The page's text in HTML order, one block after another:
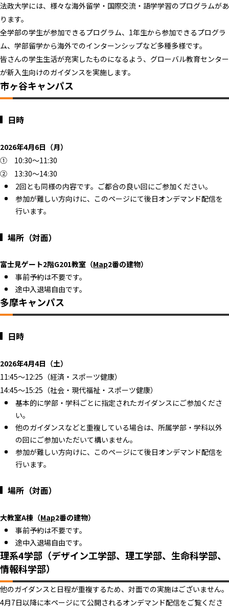
法政大学には、様々な海外留学・国際交流・語学学習のプログラムがあ
ります。
全学部の学生が参加できるプログラム、1年生から参加できるプログラ
ム、学部留学から海外でのインターンシップなど多種多様です。
皆さんの学生生活が充実したものになるよう、グローバル教育センター
が新入生向けのガイダンスを実施します。
市ヶ谷キャンパス
日時
2026年4月6日（月）
① 10:30～11:30
② 13:30～14:30
2回とも同様の内容です。ご都合の良い回にご参加ください。
参加が難しい方向けに、このページにて後日オンデマンド配信を
行います。
場所（対面）
富士見ゲート2階G201教室（Map2番の建物）
事前予約は不要です。
途中入退場自由です。
多摩キャンパス
日時
2026年4月4日（土）
11:45～12:25（経済・スポーツ健康）
14:45～15:25（社会・現代福祉・スポーツ健康）
基本的に学部・学科ごとに指定されたガイダンスにご参加くださ
い。
他のガイダンスなどと重複している場合は、所属学部・学科以外
の回にご参加いただいて構いません。
参加が難しい方向けに、このページにて後日オンデマンド配信を
行います。
場所（対面）
大教室A棟（Map2番の建物）
事前予約は不要です。
途中入退場自由です。
理系4学部（デザイン工学部、理工学部、生命科学部、
情報科学部）
他のガイダンスと日程が重複するため、対面での実施はございません。
4月7日以降に本ページにて公開されるオンデマンド配信をご覧くださ